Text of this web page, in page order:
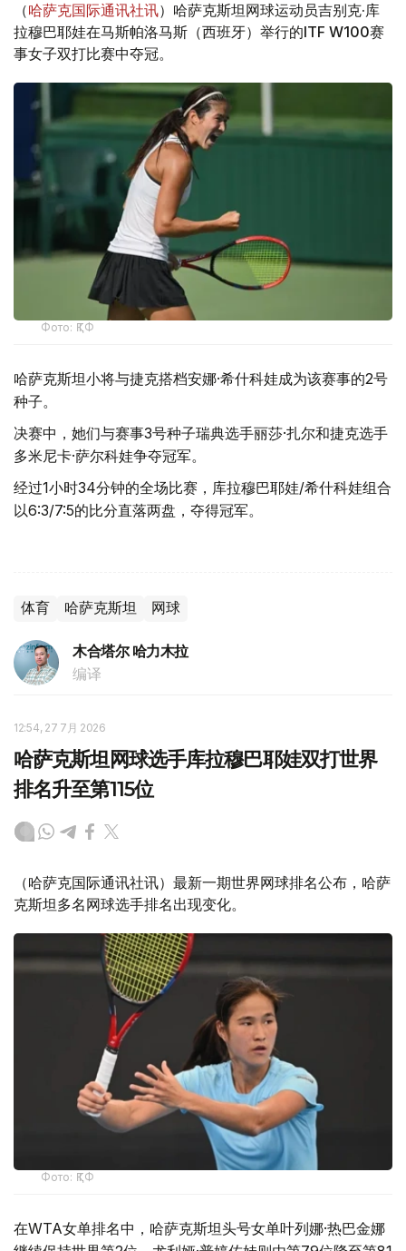
（哈萨克国际通讯社讯）哈萨克斯坦网球运动员吉别克·库
拉穆巴耶娃在马斯帕洛马斯（西班牙）举行的ITF W100赛
事女子双打比赛中夺冠。
Фото: ҚТФ
哈萨克斯坦小将与捷克搭档安娜·希什科娃成为该赛事的2号
种子。
决赛中，她们与赛事3号种子瑞典选手丽莎·扎尔和捷克选手
多米尼卡·萨尔科娃争夺冠军。
经过1小时34分钟的全场比赛，库拉穆巴耶娃/希什科娃组合
以6:3/7:5的比分直落两盘，夺得冠军。
体育 哈萨克斯坦 网球
木合塔尔 哈力木拉
编译
12:54, 27 7月 2026
哈萨克斯坦网球选手库拉穆巴耶娃双打世界
排名升至第115位
（哈萨克国际通讯社讯）最新一期世界网球排名公布，哈萨
克斯坦多名网球选手排名出现变化。
Фото: ҚТФ
在WTA女单排名中，哈萨克斯坦头号女单叶列娜·热巴金娜